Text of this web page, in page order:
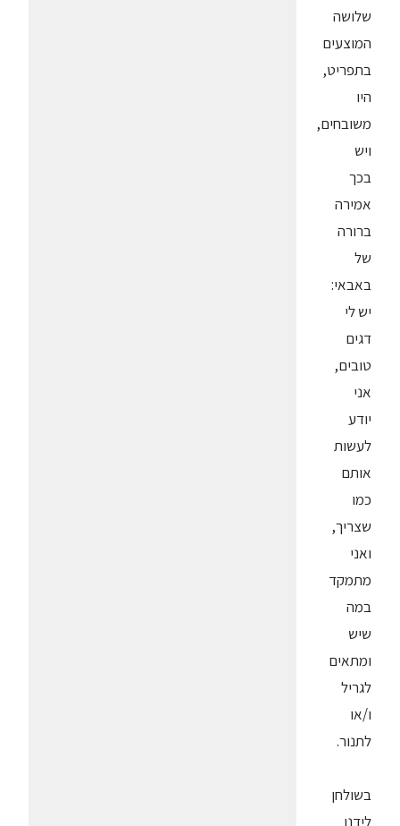
שלושה
המוצעים
בתפריט,
היו
משובחים,
ויש
בכך
אמירה
ברורה
של
באבאי:
יש לי
דגים
טובים,
אני
יודע
לעשות
אותם
כמו
שצריך,
ואני
מתמקד
במה
שיש
ומתאים
לגריל
ו/או
לתנור.
בשולחן
לידנו